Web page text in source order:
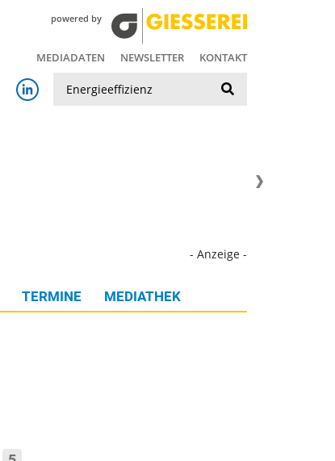
powered by
MEDIADATEN NEWSLETTER KONTAKT
- Anzeige -
TERMINE MEDIATHEK